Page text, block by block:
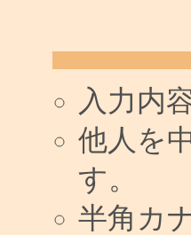
入力内
他人を
す。
半角カ